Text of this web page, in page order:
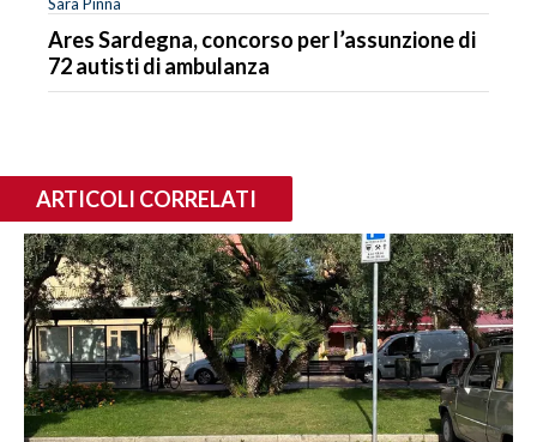
Ares Sardegna, concorso per l’assunzione di
72 autisti di ambulanza
ARTICOLI CORRELATI